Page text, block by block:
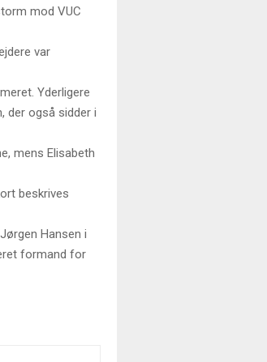
mod VUC
var
Yderligere
der også sidder i
mens Elisabeth
beskrives
Hansen i
formand for